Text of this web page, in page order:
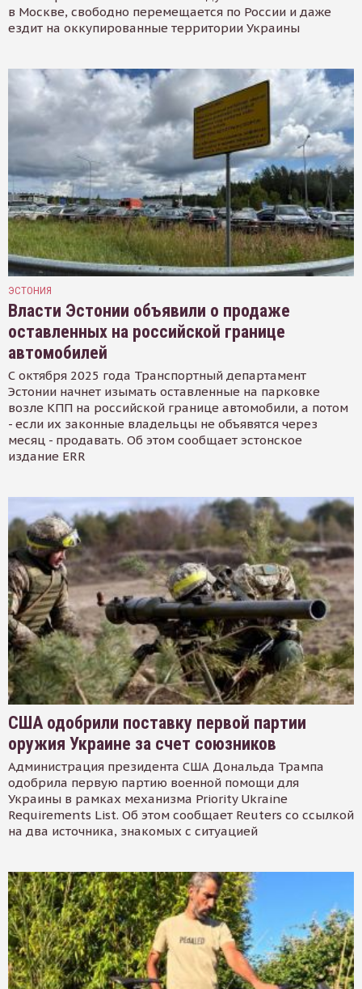
в Москве, свободно перемещается по России и даже
ездит на оккупированные территории Украины
ЭСТОНИЯ
Власти Эстонии объявили о продаже
оставленных на российской границе
автомобилей
С октября 2025 года Транспортный департамент
Эстонии начнет изымать оставленные на парковке
возле КПП на российской границе автомобили, а потом
- если их законные владельцы не объявятся через
месяц - продавать. Об этом сообщает эстонское
издание ERR
США одобрили поставку первой партии
оружия Украине за счет союзников
Администрация президента США Дональда Трампа
одобрила первую партию военной помощи для
Украины в рамках механизма Priority Ukraine
Requirements List. Об этом сообщает Reuters со ссылкой
на два источника, знакомых с ситуацией